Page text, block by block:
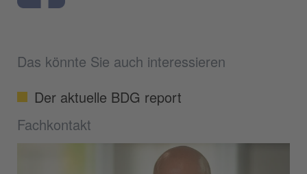
Das könnte Sie auch interessieren
Der aktuelle BDG report
Fachkontakt